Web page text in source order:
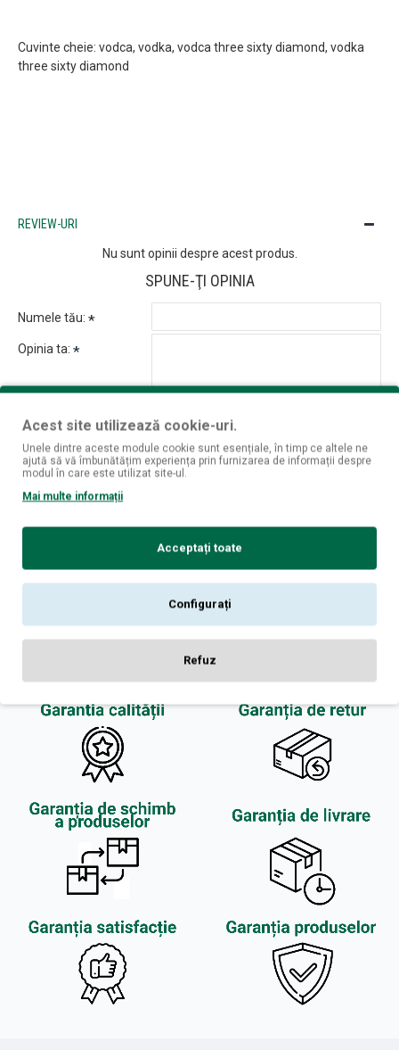
Cuvinte cheie: vodca, vodka, vodca three sixty diamond, vodka
three sixty diamond
REVIEW-URI
Nu sunt opinii despre acest produs.
SPUNE-ŢI OPINIA
Numele tău:
Opinia ta:
Nota:
Rău Bun
Acest site utilizează cookie-uri.
Unele dintre aceste module cookie sunt esențiale, în timp ce altele ne
ajută să vă îmbunătățim experiența prin furnizarea de informații despre
modul în care este utilizat site-ul.
Mai multe informații
Acceptați toate
Configurați
Refuz